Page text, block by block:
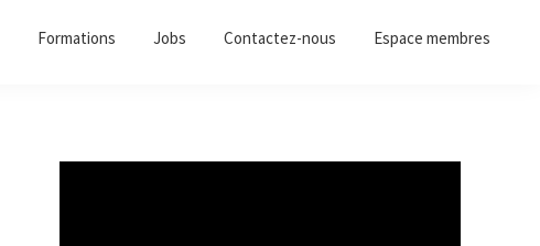
Formations Jobs Contactez-nous Espace membres